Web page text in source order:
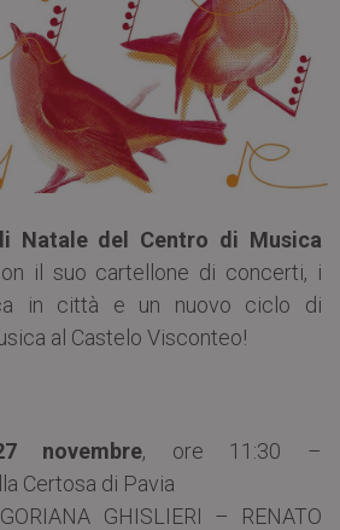
Natale del Centro di Musica
il suo cartellone di concerti, i
in città e un nuovo ciclo di
al Castelo Visconteo!
novembre, ore 11:30 –
Certosa di Pavia
GHISLIERI – RENATO